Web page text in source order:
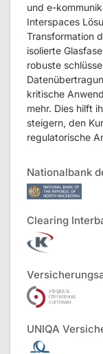
und e-
Interspaces
Transformation
isolierte
robuste
kritische
mehr. Dies hilft
steigern, den
regulatorische
Nationalbank
UNIQA